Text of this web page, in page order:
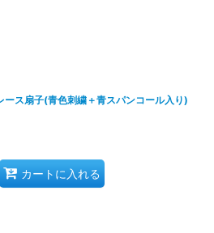
ース扇子(青色刺繍＋青スパンコール入り)
カートに入れる